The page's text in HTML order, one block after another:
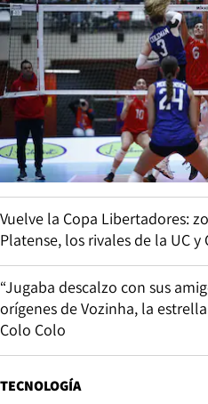
Vuelve la Copa Libertadores:
Platense, los rivales de la UC
“Jugaba descalzo con sus
orígenes de Vozinha, la
Colo Colo
TECNOLOGÍA